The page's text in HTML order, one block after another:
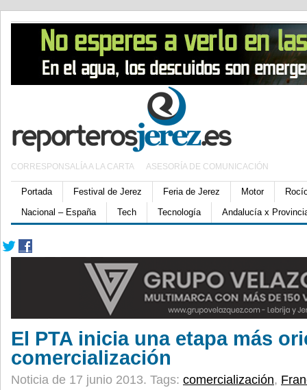
CORRESPONSALÍA A LA CARTA ASESORÍA DE COMUNICACIÓN
Portada Festival de Jerez Feria de Jerez Motor
Nacional – España
Tech Tecnología Andalucía x
El PTA inicia una etapa más
comercialización
Noticia de 17 junio 2013. Tags: comercialización,